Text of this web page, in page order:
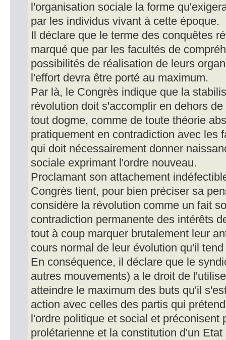
l'organisation sociale la forme
par les individus vivant à cette époque.
Il déclare que le terme des conquêtes
marqué que par les facultés de
possibilités de réalisation de leurs
l'effort devra être porté au maximum.
Par là, le Congrès indique que la
révolution doit s'accomplir en dehors
tout dogme, comme de toute théorie
pratiquement en contradiction avec les
qui doit nécessairement donner
sociale exprimant l'ordre nouveau.
Proclamant son attachement
Congrès tient, pour bien préciser sa
considère la révolution comme un fait
contradiction permanente des intérêts
tout à coup marquer brutalement leur
cours normal de leur évolution qu'il
En conséquence, il déclare que le
autres mouvements) a le droit de
atteindre le maximum des buts qu'il
action avec celles des partis qui
l'ordre politique et social et préconisent
prolétarienne et la constitution d'un